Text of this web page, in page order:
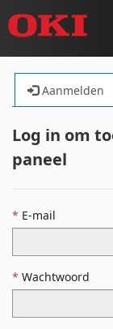
Aanmelden
Log in om
paneel
E-mail
Wachtwoord